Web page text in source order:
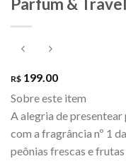
R$ 199.00
Sobre este item
A alegria de presentear
com a fragrância nº 1
peônias frescas e